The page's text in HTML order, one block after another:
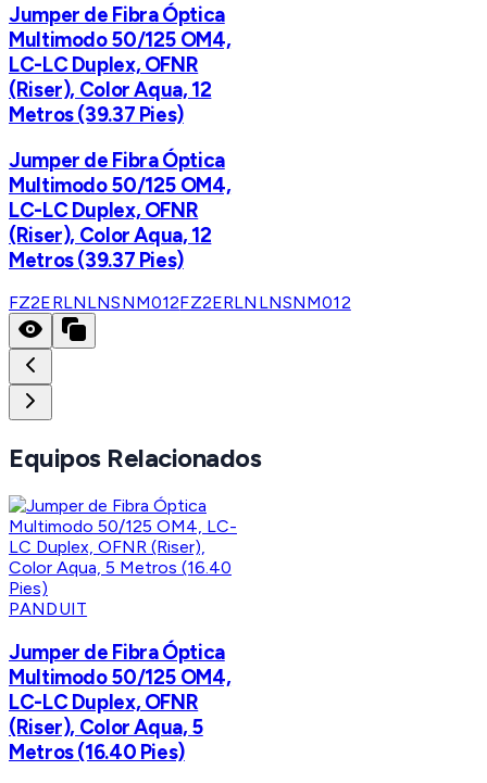
Jumper de Fibra Óptica
Multimodo 50/125 OM4,
LC-LC Duplex, OFNR
(Riser), Color Aqua, 12
Metros (39.37 Pies)
Jumper de Fibra Óptica
Multimodo 50/125 OM4,
LC-LC Duplex, OFNR
(Riser), Color Aqua, 12
Metros (39.37 Pies)
FZ2ERLNLNSNM012FZ2ERLNLNSNM012
Equipos Relacionados
PANDUIT
Jumper de Fibra Óptica
Multimodo 50/125 OM4,
LC-LC Duplex, OFNR
(Riser), Color Aqua, 5
Metros (16.40 Pies)